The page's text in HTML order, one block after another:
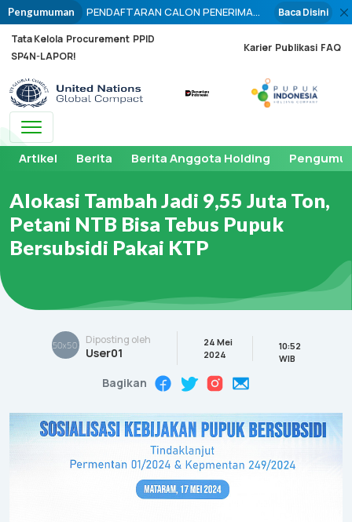
Pengumuman
PENDAFTARAN CALON PENERIMA
PUPUK PADA TITIK SERAH (PPTS)
PUPUK BERSUBSIDI PERIODE
Baca Disini
Tata Kelola Procurement PPID
SP4N-LAPOR!
Karier Publikasi FAQ
Toggle navigation
Artikel Berita Berita Anggota Holding
Alokasi Tambah Jadi 9,55 Juta Ton,
Petani NTB Bisa Tebus Pupuk
Bersubsidi Pakai KTP
Diposting oleh
User01
24 Mei
2024
10:52
WIB
Bagikan